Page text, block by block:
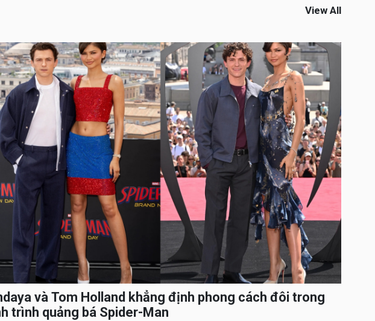
View All
và Tom Holland khẳng định phong cách đôi trong
trình quảng bá Spider-Man